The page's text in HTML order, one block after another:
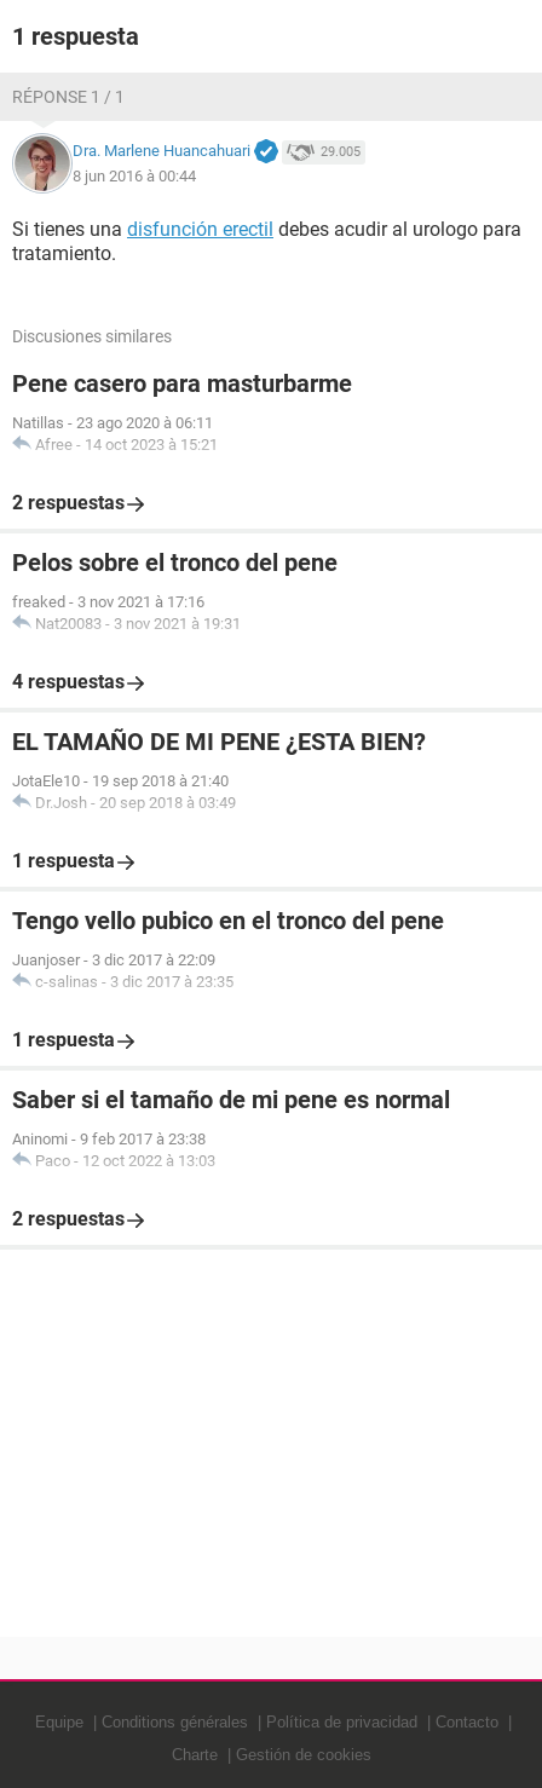
1 respuesta
RÉPONSE 1 / 1
Dra. Marlene Huancahuari 29.005
8 jun 2016 à 00:44
Si tienes una disfunción erectil debes acudir al urologo para
tratamiento.
Discusiones similares
Pene casero para masturbarme
Natillas - 23 ago 2020 à 06:11
Afree - 14 oct 2023 à 15:21
2 respuestas
Pelos sobre el tronco del pene
freaked - 3 nov 2021 à 17:16
Nat20083 - 3 nov 2021 à 19:31
4 respuestas
EL TAMAÑO DE MI PENE ¿ESTA BIEN?
JotaEle10 - 19 sep 2018 à 21:40
Dr.Josh - 20 sep 2018 à 03:49
1 respuesta
Tengo vello pubico en el tronco del pene
Juanjoser - 3 dic 2017 à 22:09
c-salinas - 3 dic 2017 à 23:35
1 respuesta
Saber si el tamaño de mi pene es normal
Aninomi - 9 feb 2017 à 23:38
Paco - 12 oct 2022 à 13:03
2 respuestas
Equipe Conditions générales Política de privacidad
Contacto
Charte
Gestión de cookies